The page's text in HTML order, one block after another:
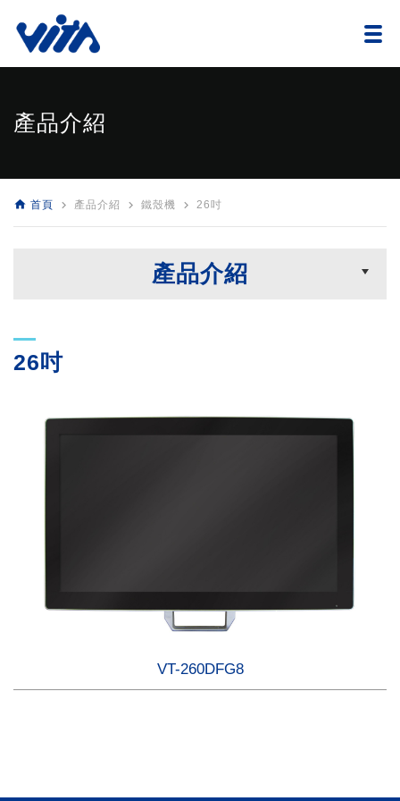
產品介紹
home 首頁 navigate_next 產品介紹 navigate_next 鐵殼機 navigate_next 26吋
產品介紹
26吋
VT-260DFG8